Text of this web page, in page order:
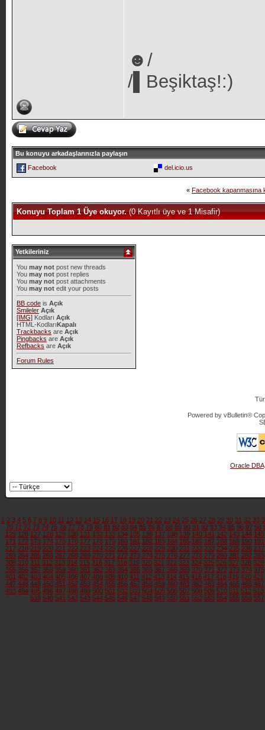
☻/
/▌Beşiktaş!:)
Bu konuyu arkadaşlarınızla paylaşın
Facebook
del.icio.us
« Facebook kapanmasına
Konuyu Toplam 1 Üye okuyor.(0 Kayıtlı üye ve 1 Misafir)
Yetkileriniz
You may notpost new threads
You may notpost replies
You may notpost attachments
You may notedit your posts
BB codeis Açık
Smileler Açık
[IMG]Kodları Açık
HTML-KodlarıKapalı
Trackbacks are Açık
Pingbacks are Açık
Refbacks are Açık
Forum Rules
Powered by vBulletin®
Oracle DBA
1 2 3 4 5 6 7 8 9 10 11 12 13 14 15 16 17 18 19 20 21 22 23 24 25 26 27 28 29 30 31 32 33
70 71 72 73 74 75 76 77 78 79 80 81 82 83 84 85 86 87 88 89 90 91 92 93 94 95 96 97 98
125 126 127 128 129 130 131 132 133 134 135 136 137 138 139 140 141 142 143 144 145
171 172 173 174 175 176 177 178 179 180 181 182 183 184 185 186 187 188 189 190 191
217 218 219 220 221 222 223 224 225 226 227 228 229 230 231 232 233 234 235 236 237
263 264 265 266 267 268 269 270 271 272 273 274 275 276 277 278 279 280 281 282 283
309 310 311 312 313 314 315 316 317 318 319 320 321 322 323 324 325 326 327 328 329
355 356 357 358 359 360 361 362 363 364 365 366 367 368 369 370 371 372 373 374 375
401 402 403 404 405 406 407 408 409 410 411 412 413 414 415 416 417 418 419 420 421
447 448 449 450 451 452 453 454 455 456 457 458 459 460 461 462 463 464 465 466 467
493 494 495 496 497 498 499 500 501 502 503 504 505 506 507 508 509 510 511 512 513
539 540 541 542 543 544 545 546 547 548 549 550 551 552 553 554 555 556 557